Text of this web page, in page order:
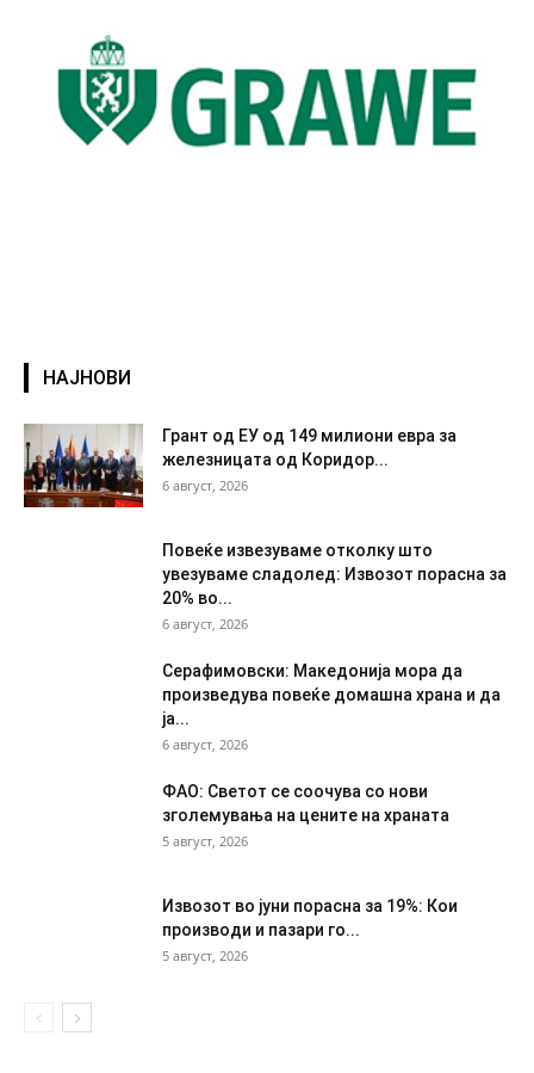
НАЈНОВИ
Грант од ЕУ од 149 милиони евра за
железницата од Коридор...
6 август, 2026
Повеќе извезуваме отколку што
увезуваме сладолед: Извозот порасна за
20% во...
6 август, 2026
Серафимовски: Македонија мора да
произведува повеќе домашна храна и да
ја...
6 август, 2026
ФАО: Светот се соочува со нови
зголемувања на цените на храната
5 август, 2026
Извозот во јуни порасна за 19%: Кои
производи и пазари го...
5 август, 2026